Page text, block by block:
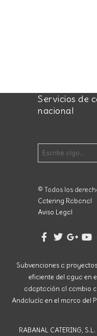
Servicios de
nacional
© Todos los
Catering Rabanal
Aviso Legal
Subvenciones a
eficiente del agua en
adaptación al cambio
Andalucía en el marco del
RABANAL CATERING,